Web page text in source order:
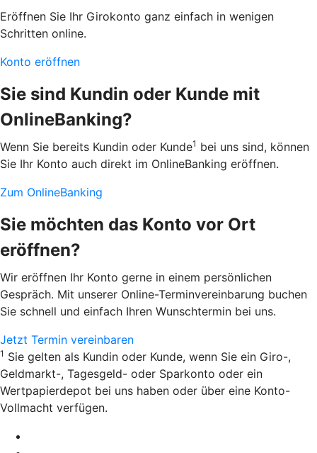
Eröffnen Sie Ihr Girokonto ganz einfach in wenigen
Schritten online.
Konto eröffnen
Sie sind Kundin oder Kunde mit
OnlineBanking?
Wenn Sie bereits Kundin oder Kunde1 bei uns sind, können
Sie Ihr Konto auch direkt im OnlineBanking eröffnen.
Zum OnlineBanking
Sie möchten das Konto vor Ort
eröffnen?
Wir eröffnen Ihr Konto gerne in einem persönlichen
Gespräch. Mit unserer Online-Terminvereinbarung buchen
Sie schnell und einfach Ihren Wunschtermin bei uns.
Jetzt Termin vereinbaren
1 Sie gelten als Kundin oder Kunde, wenn Sie ein Giro-,
Geldmarkt-, Tagesgeld- oder Sparkonto oder ein
Wertpapierdepot bei uns haben oder über eine Konto-
Vollmacht verfügen.